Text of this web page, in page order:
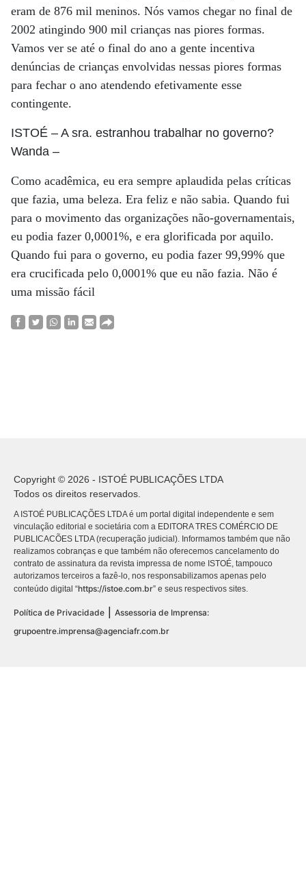
eram de 876 mil meninos. Nós vamos chegar no final de
2002 atingindo 900 mil crianças nas piores formas.
Vamos ver se até o final do ano a gente incentiva
denúncias de crianças envolvidas nessas piores formas
para fechar o ano atendendo efetivamente esse
contingente.
ISTOÉ – A sra. estranhou trabalhar no governo?
Wanda –
Como acadêmica, eu era sempre aplaudida pelas críticas
que fazia, uma beleza. Era feliz e não sabia. Quando fui
para o movimento das organizações não-governamentais,
eu podia fazer 0,0001%, e era glorificada por aquilo.
Quando fui para o governo, eu podia fazer 99,99% que
era crucificada pelo 0,0001% que eu não fazia. Não é
uma missão fácil
Copyright © 2026 - ISTOÉ PUBLICAÇÕES LTDA
Todos os direitos reservados.
A ISTOÉ PUBLICAÇÕES LTDA é um portal digital independente e sem
vinculação editorial e societária com a EDITORA TRES COMÉRCIO DE
PUBLICACÕES LTDA (recuperação judicial). Informamos também que não
realizamos cobranças e que também não oferecemos cancelamento do
contrato de assinatura da revista impressa de nome ISTOÉ, tampouco
autorizamos terceiros a fazê-lo, nos responsabilizamos apenas pelo
conteúdo digital “https://istoe.com.br” e seus respectivos sites.
Política de Privacidade
Assessoria de Imprensa:
grupoentre.imprensa@agenciafr.com.br